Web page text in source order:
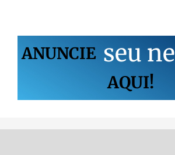
ANUNCIE seu ne
AQUI!